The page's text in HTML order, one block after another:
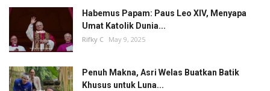
Habemus Papam: Paus Leo XIV, Menyapa
Umat Katolik Dunia...
Rifky C May 9, 2025
Penuh Makna, Asri Welas Buatkan Batik
Khusus untuk Luna...